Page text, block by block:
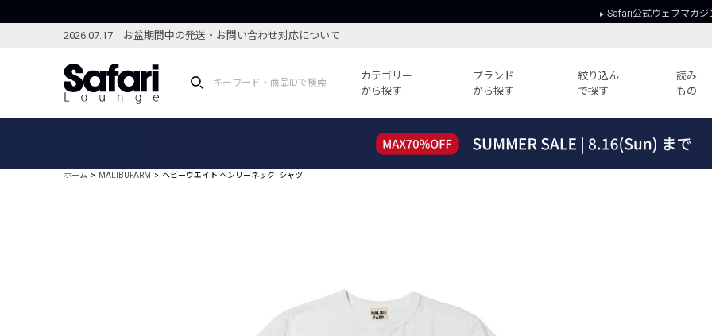
Safari公式ウェブマガジ
2026.07.17 お盆期間中の発送・お問い合わせ対応について
カテゴリー
から探す
ブランド
から探す
絞り込ん
で探す
読み
もの
ブランドから探す
特集記事
すべての記事
バイヤーズ レコメンド
今週の別注アイテム
特定商取引に
ホーム MALIBUFARM ヘビーウエイト ヘンリーネックTシャツ